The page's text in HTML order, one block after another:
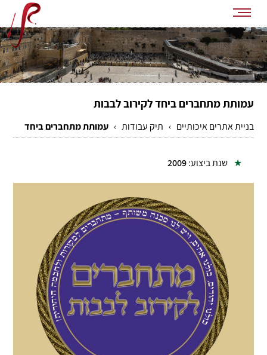
עמותת מתחברים ביחד לקירוב לבבות
בניית אתרים איכותיים › תיק עבודות ›עמותת מתחברים ביחד
שנת ביצוע:2009